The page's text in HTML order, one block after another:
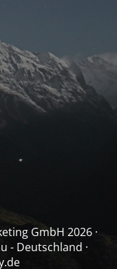
GmbH 2026 ·
- Deutschland ·